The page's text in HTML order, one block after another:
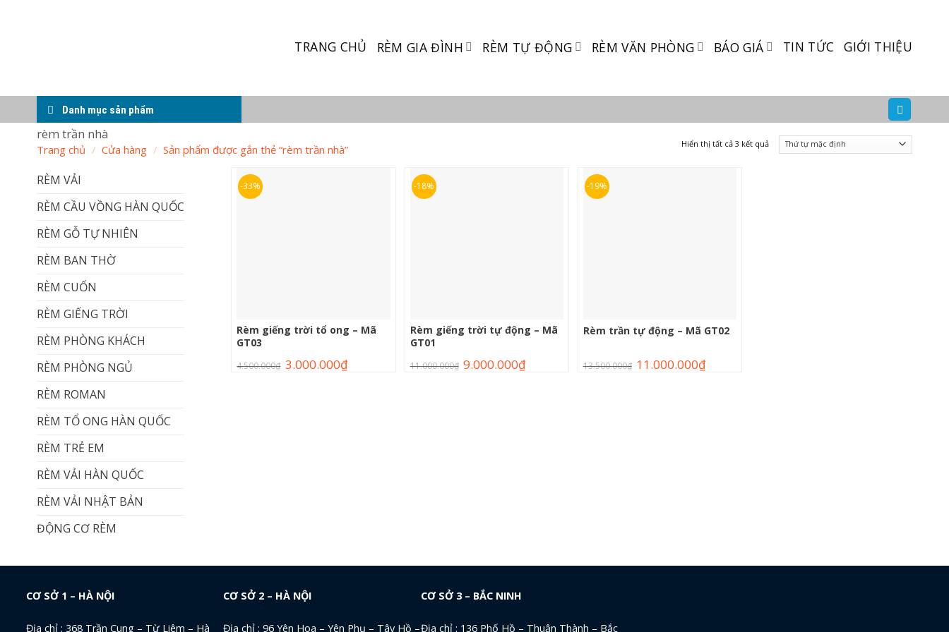
TRANG CHỦ RÈM GIA ĐÌNH RÈM TỰ ĐỘNG RÈM VĂN PHÒNG BÁO GIÁ TIN TỨC GIỚI THIỆU
Danh mục sản phẩm
rèm trần nhà
Trang chủ / Cửa hàng / Sản phẩm được gắn thẻ “rèm trần nhà” Hiển thị tất cả 3 kết quả
RÈM VẢI
RÈM CẦU VỒNG HÀN QUỐC
RÈM GỖ TỰ NHIÊN
RÈM BAN THỜ
RÈM CUỐN
RÈM GIẾNG TRỜI
RÈM PHÒNG KHÁCH
RÈM PHÒNG NGỦ
RÈM ROMAN
RÈM TỔ ONG HÀN QUỐC
RÈM TRẺ EM
RÈM VẢI HÀN QUỐC
RÈM VẢI NHẬT BẢN
ĐỘNG CƠ RÈM
-33%
Rèm giếng trời tổ ong – Mã
GT03
4.500.000₫ 3.000.000₫
-18%
Rèm giếng trời tự động – Mã
GT01
11.000.000₫ 9.000.000₫
-19%
Rèm trần tự động – Mã GT02
13.500.000₫ 11.000.000₫
CƠ SỞ 1 – HÀ NỘI
Địa chỉ : 368 Trần Cung – Từ Liêm – Hà
CƠ SỞ 2 – HÀ NỘI
Địa chỉ : 96 Yên Hoa – Yên Phụ – Tây Hồ –
CƠ SỞ 3 – BẮC NINH
Địa chỉ : 136 Phố Hồ – Thuận Thành – Bắc